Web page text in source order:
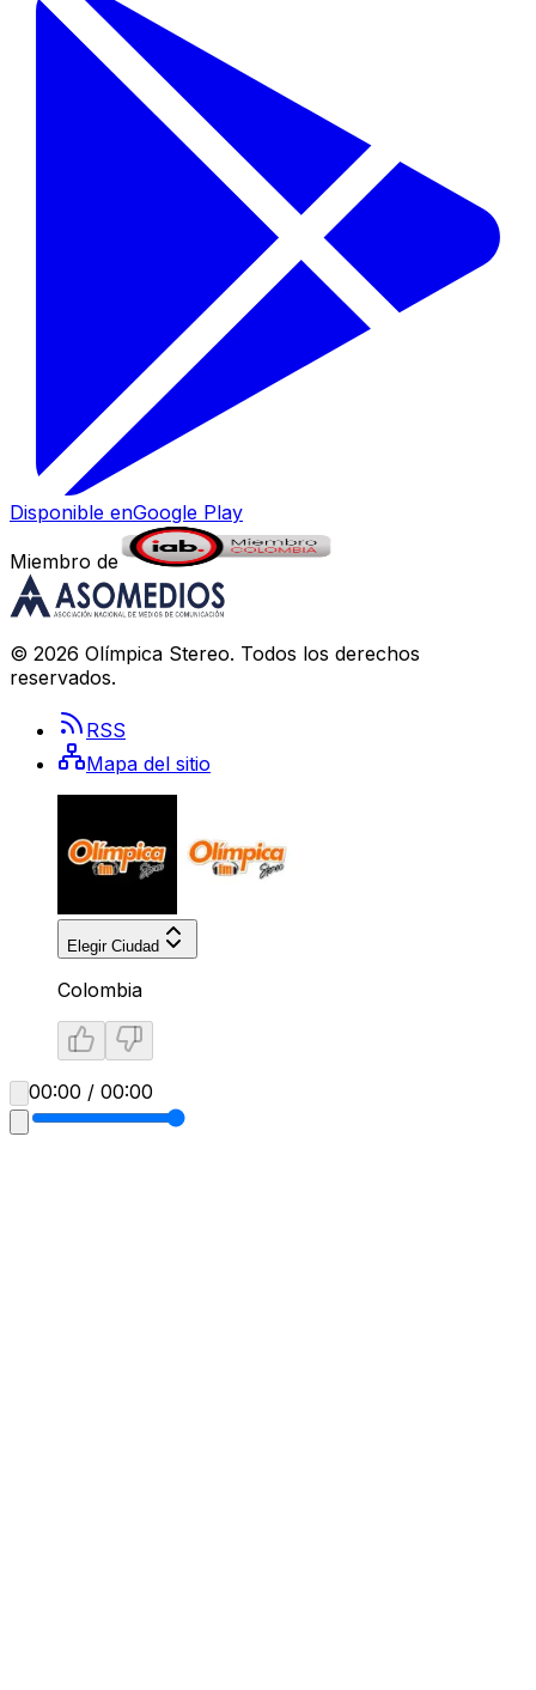
Disponible enGoogle Play
Miembro de
© 2026 Olímpica Stereo. Todos los derechos
reservados.
RSS
Mapa del sitio
Elegir Ciudad
Colombia
00:00 / 00:00